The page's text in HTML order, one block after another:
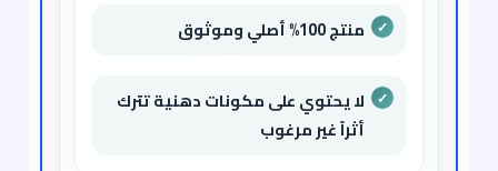
منتج 100% أصلي وموثوق
لا يحتوي على مكونات دهنية تترك
أثراً غير مرغوب